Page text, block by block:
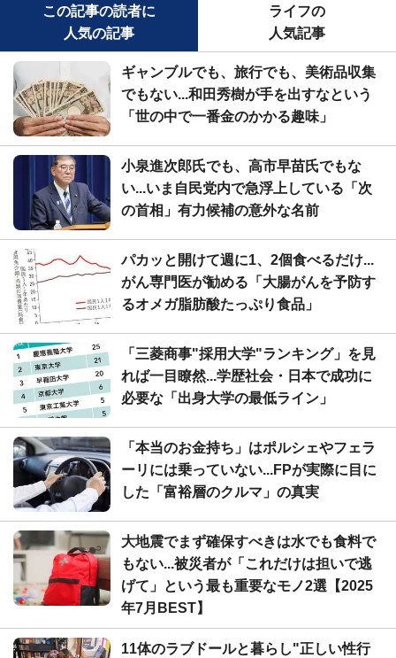
この記事の読者に
人気の記事
ライフの
人気記事
ギャンブルでも、旅行でも、美術品収集
でもない...和田秀樹が手を出すなという
「世の中で一番金のかかる趣味」
小泉進次郎氏でも、高市早苗氏でもな
い...いま自民党内で急浮上している「次
の首相」有力候補の意外な名前
パカッと開けて週に1、2個食べるだけ...
がん専門医が勧める「大腸がんを予防す
るオメガ脂肪酸たっぷり食品」
「三菱商事"採用大学"ランキング」を見
れば一目瞭然...学歴社会・日本で成功に
必要な「出身大学の最低ライン」
「本当のお金持ち」はポルシェやフェラ
ーリには乗っていない...FPが実際に目に
した「富裕層のクルマ」の真実
大地震でまず確保すべきは水でも食料で
もない...被災者が「これだけは担いで逃
げて」という最も重要なモノ2選【2025
年7月BEST】
11体のラブドールと暮らし"正しい性行